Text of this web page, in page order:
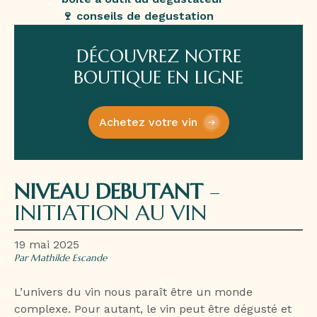
NIVEAU DEBUTANT–
INITIATION AU VIN
19 mai 2025
Par Mathilde Escande
L’univers du vin nous paraît être un monde
complexe. Pour autant, le vin peut être dégusté et
🍷 conseils de degustation
DÉCOUVREZ NOTRE
BOUTIQUE EN LIGNE
Achetez votre vin